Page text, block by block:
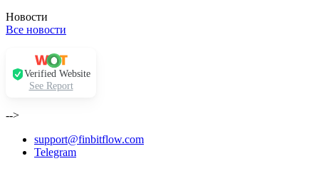
Новости
Все новости
Verified Website
See Report
-->
support@finbitflow.com
Telegram